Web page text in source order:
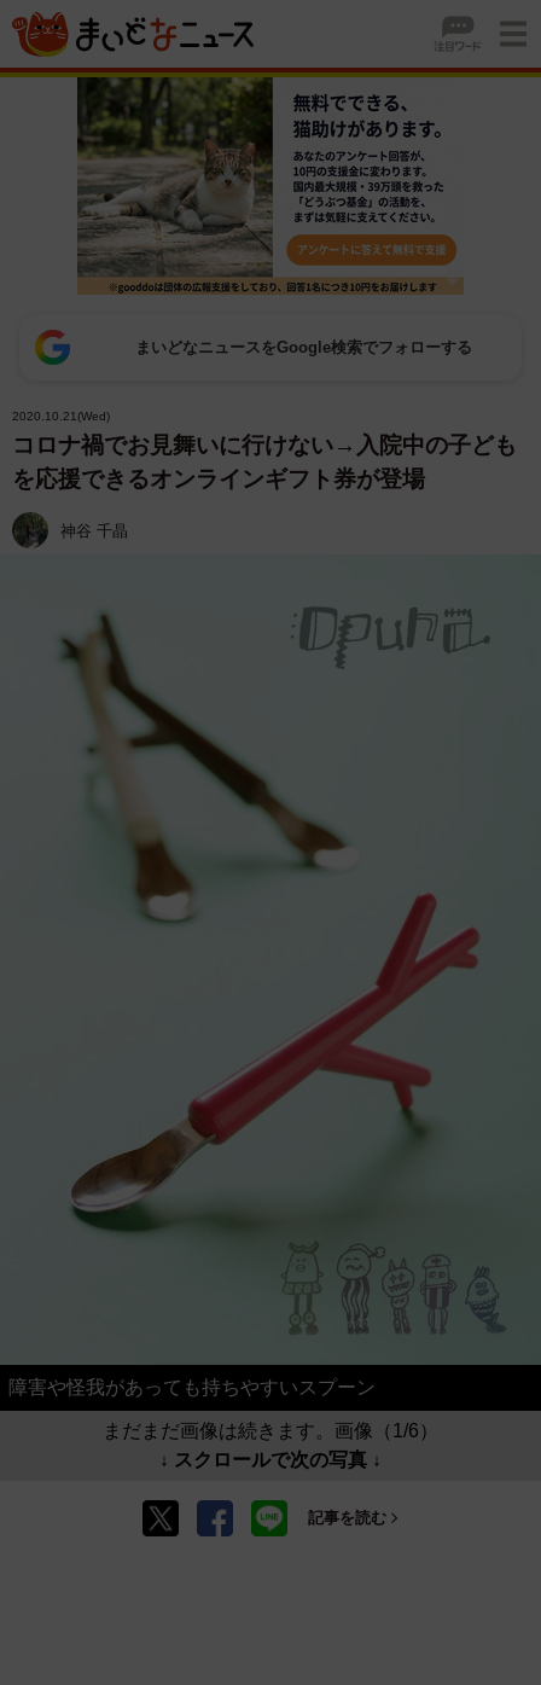
まいどなニュースをGoogle検索でフォローする
2020.10.21(Wed)
コロナ禍でお見舞いに行けない→入院中の子ども
を応援できるオンラインギフト券が登場
神谷 千晶
障害や怪我があっても持ちやすいスプーン
まだまだ画像は続きます。画像（1/6）
↓ スクロールで次の写真 ↓
記事を読む